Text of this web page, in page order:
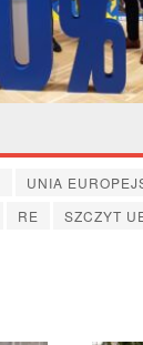
UNIA
RE SZCZYT